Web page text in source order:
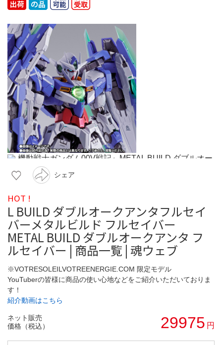
シェア
HOT !
L BUILD ダブルオークアンタフルセイ
バーメタルビルド フルセイバー
METAL BUILD ダブルオークアンタ フ
ルセイバー | 商品一覧 | 魂ウェブ
※VOTRESOLEILVOTREENERGIE.COM 限定モデル
YouTuberの皆様に商品の使い心地などをご紹介いただいておりま
す！
紹介動画はこちら
ネット販売
価格（税込）
29975 円